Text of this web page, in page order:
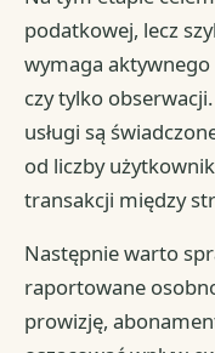
podatkowej, lecz
wymaga
czy tylko
usługi są
od liczby
transakcji między
Następnie warto
raportowane
prowizję,